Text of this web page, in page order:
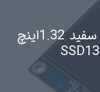
ماژول نمایشگر OLED سیاه و سفید 1.32اینچ